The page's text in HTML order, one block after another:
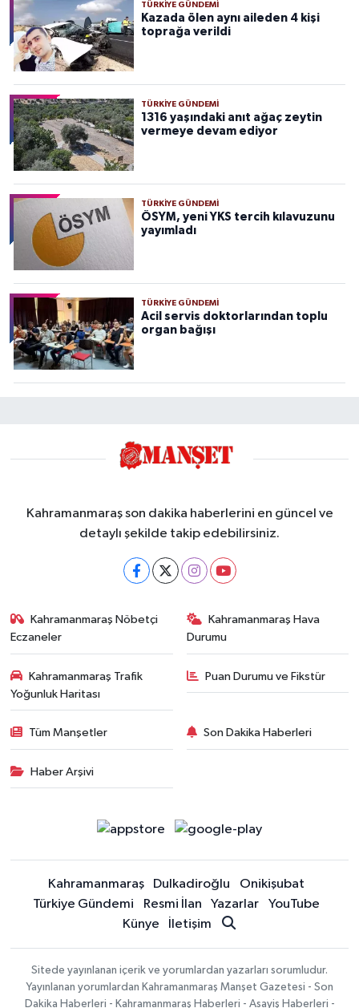
TÜRKIYE GÜNDEMI
Kazada ölen aynı aileden 4 kişi
toprağa verildi
TÜRKIYE GÜNDEMI
1316 yaşındaki anıt ağaç zeytin
vermeye devam ediyor
TÜRKIYE GÜNDEMI
ÖSYM, yeni YKS tercih kılavuzunu
yayımladı
TÜRKIYE GÜNDEMI
Acil servis doktorlarından toplu
organ bağışı
Kahramanmaraş son dakika haberlerini en güncel ve
detaylı şekilde takip edebilirsiniz.
Kahramanmaraş Nöbetçi
Eczaneler
Kahramanmaraş Hava
Durumu
Kahramanmaraş Trafik
Yoğunluk Haritası
Puan Durumu ve Fikstür
Tüm Manşetler Son Dakika Haberleri
Haber Arşivi
Kahramanmaraş Dulkadiroğlu
Onikişubat
Türkiye Gündemi
Resmi İlan Yazarlar
YouTube
Künye
İletişim
Sitede yayınlanan içerik ve yorumlardan yazarları sorumludur.
Yayınlanan yorumlardan Kahramanmaraş Manşet Gazetesi - Son
Dakika Haberleri - Kahramanmaraş Haberleri - Asayiş Haberleri -